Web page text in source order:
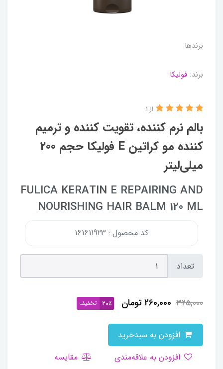
برندها
برند: فولیکا
بالم نرم کننده، تقویت کننده و ترمیم
کننده مو کراتین E فولیکا حجم 200
میلی‌لیتر
از 1
FULICA KERATIN E REPAIRING AND
NOURISHING HAIR BALM 120 ML
کد محصول : 161611923
تعداد
325,000
260,000تومان 20٪ تخفیف
مقایسه